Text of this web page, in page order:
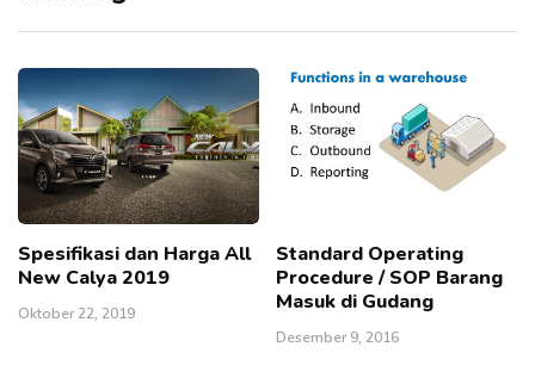
Spesifikasi dan Harga All
New Calya 2019
Oktober 22, 2019
Standard Operating
Procedure / SOP Barang
Masuk di Gudang
Desember 9, 2016